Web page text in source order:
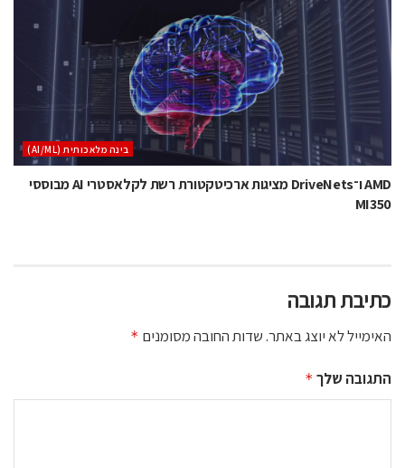
בינה מלאכותית (AI/ML)
AMD ו־DriveNets מציגות ארכיטקטורת רשת לקלאסטרי AI מבוססי
MI350
כתיבת תגובה
האימייל לא יוצג באתר.שדות החובה מסומנים *
התגובה שלך *